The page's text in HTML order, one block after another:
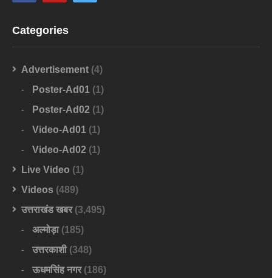
Categories
Advertisement (4)
Poster-Ad01 (1)
Poster-Ad02 (1)
Video-Ad01 (1)
Video-Ad02 (1)
Live Video (1)
Videos (489)
उत्तराखंड खबर(3,495)
अल्मोड़ा(185)
उत्तरकाशी(348)
ऊधमसिंह नगर(186)